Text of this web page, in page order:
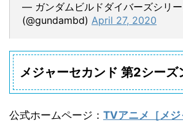
— ガンダムビルドダイバーズシリ
(@gundambd) April 27, 2020
メジャーセカンド 第2シーズ
公式ホームページ ： TVアニメ［メジ